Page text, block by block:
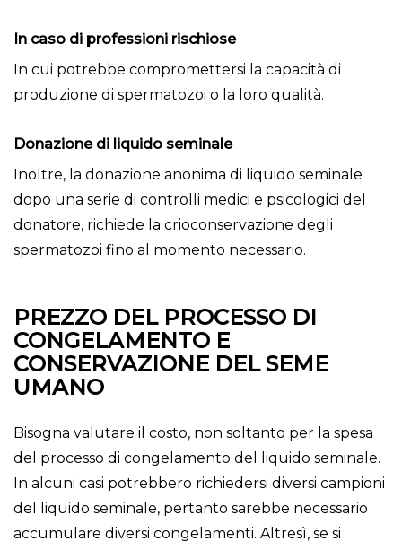
In caso di professioni rischiose
In cui potrebbe compromettersi la capacità di
produzione di spermatozoi o la loro qualità.
Donazione di liquido seminale
Inoltre, la donazione anonima di liquido seminale
dopo una serie di controlli medici e psicologici del
donatore, richiede la crioconservazione degli
spermatozoi fino al momento necessario.
PREZZO DEL PROCESSO DI
CONGELAMENTO E
CONSERVAZIONE DEL SEME
UMANO
Bisogna valutare il costo, non soltanto per la spesa
del processo di congelamento del liquido seminale.
In alcuni casi potrebbero richiedersi diversi campioni
del liquido seminale, pertanto sarebbe necessario
accumulare diversi congelamenti. Altresì, se si